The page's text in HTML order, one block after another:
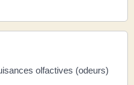
olfactives (odeurs)